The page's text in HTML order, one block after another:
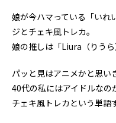
娘が今ハマっている「いれ
ジとチェキ風トレカ。
娘の推しは「Liura（りうら
パッと見はアニメかと思い
40代の私にはアイドルなの
チェキ風トレカという単語